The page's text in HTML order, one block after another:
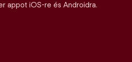
appot iOS-re és Androidra.